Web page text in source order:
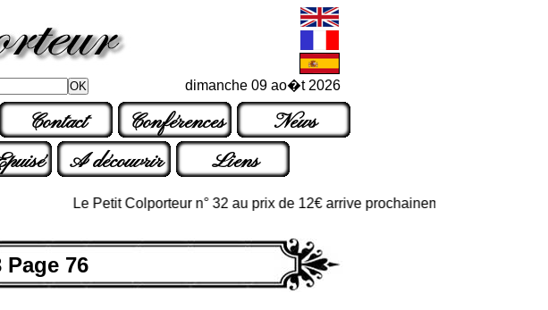
dimanche 09 ao�t 2026
Contact Conférences
News
A découvrir Liens
Le Petit Colporteur n° 32 au prix de 12€ arrive prochainement dans les points
Page 76